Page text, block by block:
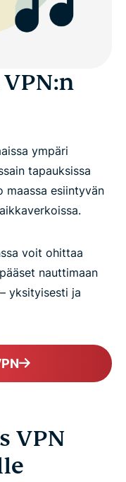
ympäri
tapauksissa
esiintyvän
voit ohittaa
nauttimaan
yksityisesti ja
VPN